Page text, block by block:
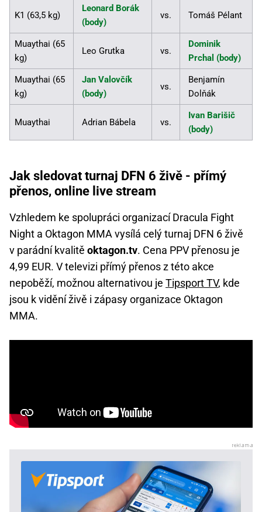
K1 (63,5 kg)
Leonard Borák
(body)
vs. Tomáš Pélant
Muaythai (65
kg)
Leo Grutka vs.
Dominik
Prchal (body)
Muaythai (65
kg)
Jan Valovčík
(body)
vs.
Benjamín
Dolňák
Muaythai Adrian Bábela vs.
Ivan Barišič
(body)
Jak sledovat turnaj DFN 6 živě - přímý
přenos, online live stream
Vzhledem ke spolupráci organizací Dracula Fight
Night a Oktagon MMA vysílá celý turnaj DFN 6 živě
v parádní kvalitě oktagon.tv. Cena PPV přenosu je
4,99 EUR. V televizi přímý přenos z této akce
nepoběží, možnou alternativou je Tipsport TV, kde
jsou k vidění živě i zápasy organizace Oktagon
MMA.